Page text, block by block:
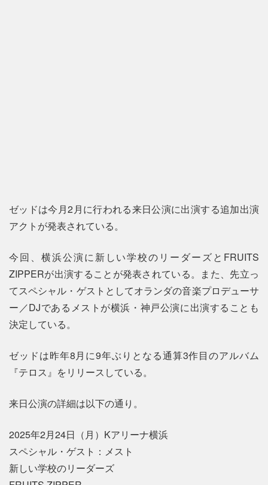
ゼッドは今月2月に行われる来日公演に出演する追加出演
アクトが発表されている。
今回、横浜公演に新しい学校のリーダーズとFRUITS
ZIPPERが出演することが発表されている。また、先立っ
てスペシャル・ゲストとしてオランダの音楽プロデューサ
ー／DJであるメストが横浜・神戸公演に出演することも
決定している。
ゼッドは昨年8月に9年ぶりとなる通算3作目のアルバム
『テロス』をリリースしている。
来日公演の詳細は以下の通り。
2025年2月24日（月）Kアリーナ横浜
スペシャル・ゲスト：メスト
新しい学校のリーダーズ